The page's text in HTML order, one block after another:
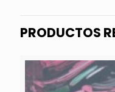
PRODUCTOS